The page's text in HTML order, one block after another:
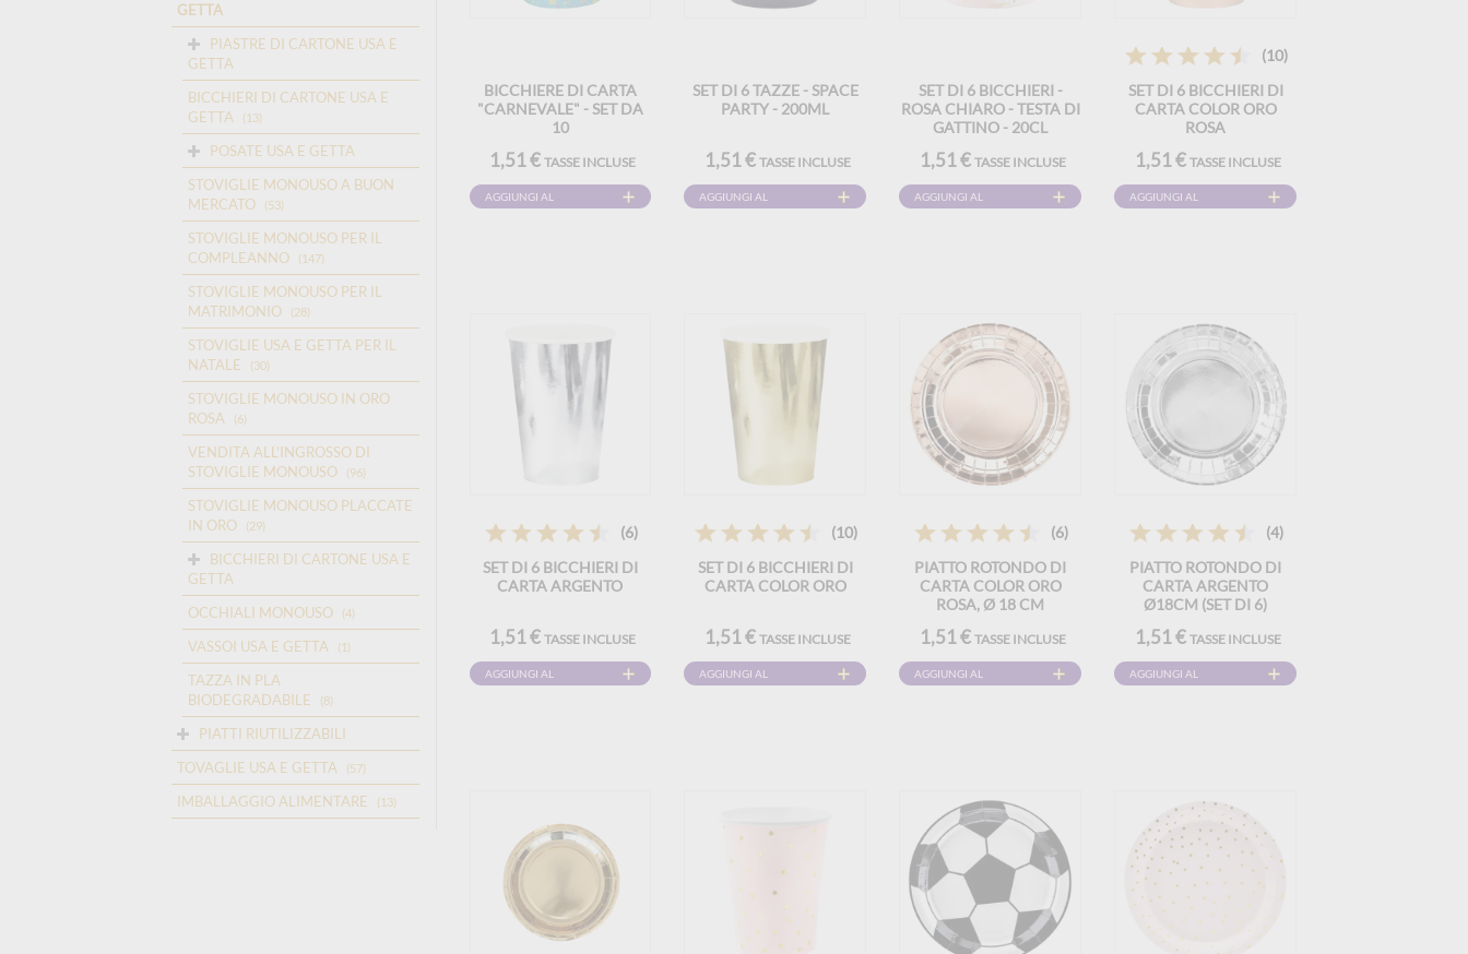
GETTA
PIASTRE DI CARTONE USA E
GETTA
BICCHIERI DI CARTONE USA E
GETTA
(13)
POSATE USA E GETTA
STOVIGLIE MONOUSO A BUON
MERCATO
(53)
STOVIGLIE MONOUSO PER IL
COMPLEANNO
(147)
STOVIGLIE MONOUSO PER IL
MATRIMONIO
(28)
STOVIGLIE USA E GETTA PER IL
NATALE
(30)
STOVIGLIE MONOUSO IN ORO
ROSA
(6)
VENDITA ALL'INGROSSO DI
STOVIGLIE MONOUSO
(96)
STOVIGLIE MONOUSO PLACCATE
IN ORO
(29)
BICCHIERI DI CARTONE USA E
GETTA
OCCHIALI MONOUSO
(4)
VASSOI USA E GETTA (1)
TAZZA IN PLA
BIODEGRADABILE
(8)
PIATTI RIUTILIZZABILI
TOVAGLIE USA E GETTA
(57)
IMBALLAGGIO ALIMENTARE (13)
BICCHIERE DI CARTA
"CARNEVALE" - SET DA
10
1,51 €TASSE INCLUSE
AGGIUNGI AL
SET DI 6 TAZZE - SPACE
PARTY - 200ML
1,51 €TASSE INCLUSE
AGGIUNGI AL
SET DI 6 BICCHIERI -
ROSA CHIARO - TESTA DI
GATTINO - 20CL
1,51 €TASSE INCLUSE
AGGIUNGI AL
(10)
SET DI 6 BICCHIERI DI
CARTA COLOR ORO
ROSA
1,51 €TASSE INCLUSE
AGGIUNGI AL
(6)
SET DI 6 BICCHIERI DI
CARTA ARGENTO
1,51 €TASSE INCLUSE
AGGIUNGI AL
(10)
SET DI 6 BICCHIERI DI
CARTA COLOR ORO
1,51 €TASSE INCLUSE
AGGIUNGI AL
(6)
PIATTO ROTONDO DI
CARTA COLOR ORO
ROSA, Ø 18 CM
1,51 €TASSE INCLUSE
AGGIUNGI AL
(4)
PIATTO ROTONDO DI
CARTA ARGENTO
Ø18CM (SET DI 6)
1,51 €TASSE INCLUSE
AGGIUNGI AL